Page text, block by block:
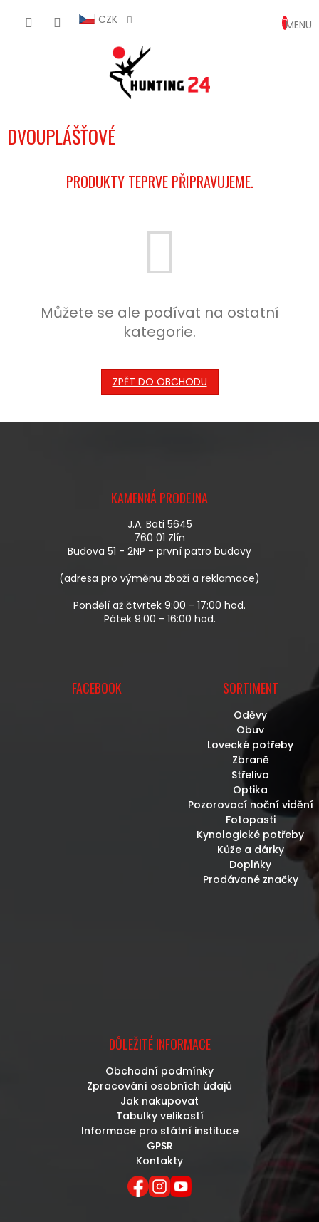
CZK
KOŠÍK
DVOUPLÁŠŤOVÉ
PRODUKTY TEPRVE PŘIPRAVUJEME.
Můžete se ale podívat na ostatní
kategorie.
ZPĚT DO OBCHODU
KAMENNÁ PRODEJNA
J.A. Bati 5645
760 01 Zlín
Budova 51 - 2NP - první patro budovy
(adresa pro výměnu zboží a reklamace)
Pondělí až čtvrtek 9:00 - 17:00 hod.
Pátek 9:00 - 16:00 hod.
FACEBOOK SORTIMENT
Oděvy
Obuv
Lovecké potřeby
Zbraně
Střelivo
Optika
Pozorovací noční vidění
Fotopasti
Kynologické potřeby
Kůže a dárky
Doplňky
Prodávané značky
DŮLEŽITÉ INFORMACE
Obchodní podmínky
Zpracování osobních údajů
Jak nakupovat
Tabulky velikostí
Informace pro státní instituce
GPSR
Kontakty